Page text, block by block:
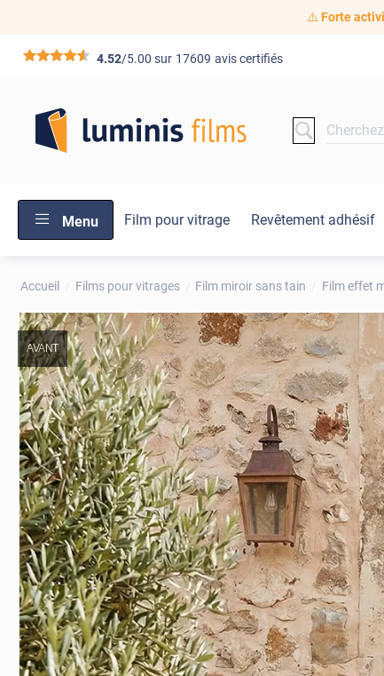
⚠️ Forte
*****4.52/5.00 sur 17609 avis certifiés
Menu Film pour vitrage Revêtement adhésif
Accueil Films pour vitrages Film miroir sans tain Film effet
AVANT